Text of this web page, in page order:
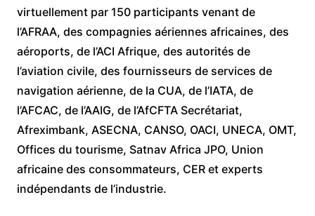
virtuellement par 150 participants venant de
l’AFRAA, des compagnies aériennes africaines, des
aéroports, de l’ACI Afrique, des autorités de
l’aviation civile, des fournisseurs de services de
navigation aérienne, de la CUA, de l’IATA, de
l’AFCAC, de l’AAIG, de l’AfCFTA Secrétariat,
Afreximbank, ASECNA, CANSO, OACI, UNECA, OMT,
Offices du tourisme, Satnav Africa JPO, Union
africaine des consommateurs, CER et experts
indépendants de l’industrie.